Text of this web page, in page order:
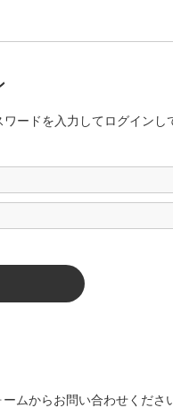
ードを入力してログインし
ムからお問い合わせくださ